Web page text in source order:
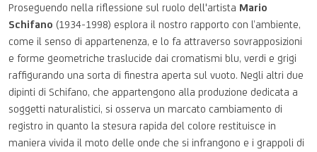
Proseguendo nella riflessione sul ruolo dell'artista Mario
Schifano (1934-1998) esplora il nostrorapporto conl’ambiente,
come il senso di appartenenza, e lo fa attraverso sovrapposizioni
eforme geometriche traslucide dai cromatismi blu,verdi e grigi
raffigurando una sorta difinestra aperta sul vuoto.Negli altri due
dipinti di Schifano, che appartengono alla produzione dedicata a
soggetti naturalistici, si osserva un marcato cambiamento di
registro in quanto la stesura rapida del colore restituisce in
maniera vivida il moto delle onde che si infrangono ei grappoli di